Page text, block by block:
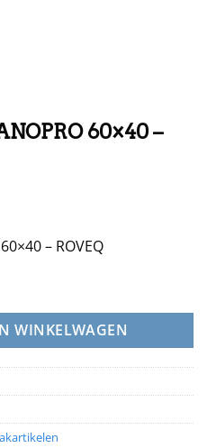
60×40 –
– ROVEQ
- Grijs aantal
WINKELWAGEN